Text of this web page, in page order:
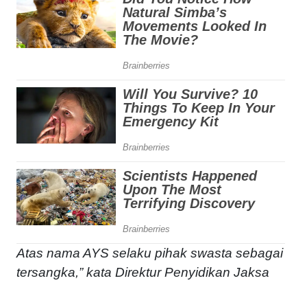
Atas nama AYS selaku pihak swasta sebagai
tersangka,” kata Direktur Penyidikan Jaksa